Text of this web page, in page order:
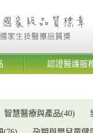
認證醫護服
智慧醫療與產品(40)